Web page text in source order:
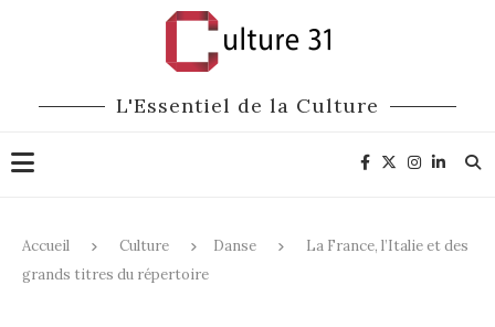
L'Essentiel de la Culture
Accueil Culture Danse
La France, l’Italie et des
grands titres du répertoire